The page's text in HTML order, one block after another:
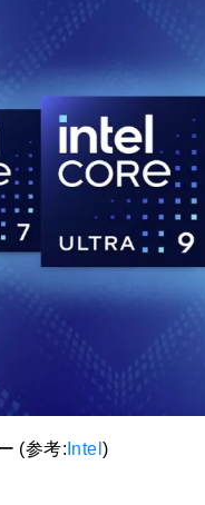
(参考: Intel )